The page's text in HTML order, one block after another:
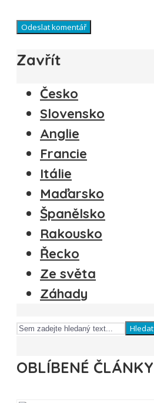
Zavřít
Česko
Slovensko
Anglie
Francie
Itálie
Maďarsko
Španělsko
Rakousko
Řecko
Ze světa
Záhady
Hledat
OBLÍBENÉ ČLÁNKY